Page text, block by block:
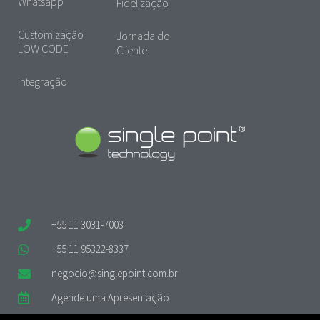
Customização
LOW CODE
Integração
Fidelização
Jornada do
Cliente
+55 11 3031-7003
+55 11 95322-8337
negocio@singlepoint.com.br
Agende uma Apresentação